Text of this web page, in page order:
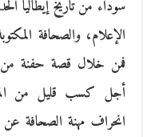
سوداء من تاريخ
الإعلام، والصحافة
فمن خلال قصة حفنة من
أجل كسب قليل من
انحراف مهنة الصحافة عن